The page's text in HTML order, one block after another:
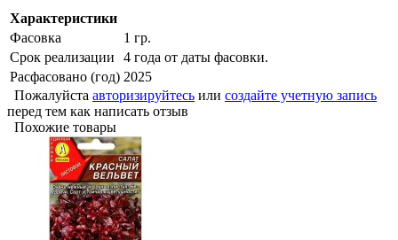
Характеристики
Фасовка
1 гр.
Срок реализации
4 года от даты фасовки.
Расфасовано (год) 2025
Пожалуйста авторизируйтесь или создайте учетную запись
перед тем как написать отзыв
Похожие товары